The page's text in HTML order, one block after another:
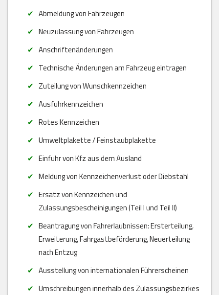
Abmeldung von Fahrzeugen
Neuzulassung von Fahrzeugen
Anschriftenänderungen
Technische Änderungen am Fahrzeug eintragen
Zuteilung von Wunschkennzeichen
Ausfuhrkennzeichen
Rotes Kennzeichen
Umweltplakette / Feinstaubplakette
Einfuhr von Kfz aus dem Ausland
Meldung von Kennzeichenverlust oder Diebstahl
Ersatz von Kennzeichen und
Zulassungsbescheinigungen (Teil I und Teil II)
Beantragung von Fahrerlaubnissen: Ersterteilung,
Erweiterung, Fahrgastbeförderung, Neuerteilung
nach Entzug
Ausstellung von internationalen Führerscheinen
Umschreibungen innerhalb des Zulassungsbezirkes